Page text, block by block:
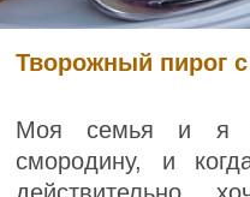
Творожный пирог
Моя семья и я
смородину, и
действительно